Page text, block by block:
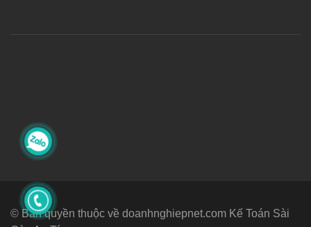
© Bản quyền thuộc về doanhnghiepnet.com Kế Toán Sài